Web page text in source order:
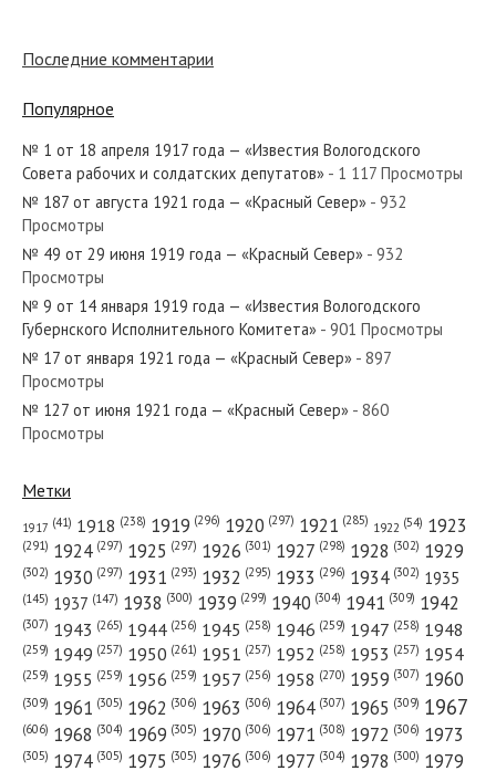
№ 181 от августа 1924 года —
№ 251 от ноября 1921 года —
«Красный Север»
№ 186 от сентября 1955 года —
Последние комментарии
Популярное
№ 1 от 18 апреля 1917 года — «Известия Вологодского
Совета рабочих и солдатских депутатов» - 1 117 Просмотры
№ 187 от августа 1921 года — «Красный Север» - 932
Просмотры
№ 49 от 29 июня 1919 года — «Красный Север» - 932
Просмотры
№ 9 от 14 января 1919 года — «Известия Вологодского
Губернского Исполнительного Комитета» - 901 Просмотры
№ 17 от января 1921 года — «Красный Север» - 897
Просмотры
№ 127 от июня 1921 года — «Красный Север» - 860
Просмотры
Метки
1917 (41) 1918 (238) 1919 (296) 1920 (297) 1921 (285) 1922 (54) 1923
(291) 1924 (297) 1925 (297) 1926 (301) 1927 (298) 1928 (302) 1929
(302) 1930 (297) 1931 (293) 1932 (295) 1933 (296) 1934 (302) 1935
(145) 1937 (147) 1938 (300) 1939 (299) 1940 (304) 1941 (309) 1942
(307) 1943 (265) 1944 (256) 1945 (258) 1946 (259) 1947 (258) 1948
(259) 1949 (257) 1950 (261) 1951 (257) 1952 (258) 1953 (257) 1954
(259) 1955 (259) 1956 (259) 1957 (256) 1958 (270) 1959 (307) 1960
(309) 1961 (305) 1962 (306) 1963 (306) 1964 (307) 1965 (309) 1967
(606) 1968 (304) 1969 (305) 1970 (306) 1971 (308) 1972 (306) 1973
(305) 1974 (305) 1975 (305) 1976 (306) 1977 (304) 1978 (300) 1979